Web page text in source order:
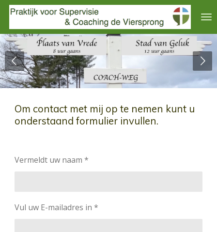
Ga
naar
de
hoofdinhoud
Om contact met mij op te nemen kunt u
onderstaand formulier invullen.
Vermeldt uw naam *
Vul uw E-mailadres in *